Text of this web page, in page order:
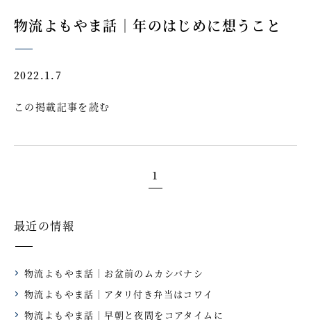
物流よもやま話｜年のはじめに想うこと
2022.1.7
この掲載記事を読む
1
最近の情報
物流よもやま話｜お盆前のムカシバナシ
物流よもやま話｜アタリ付き弁当はコワイ
物流よもやま話｜早朝と夜間をコアタイムに